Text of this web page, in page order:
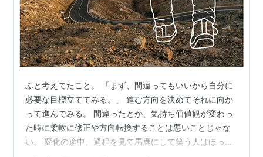
ふと考えてたこと。 「まず、間違ってもいいから自分に
必要な目標立ててみる。」 進む方向を決めてそれに向か
って進んでみる。 間違ったとか、気持ち価値観が変わっ
た時に柔軟に修正や方向転換することは悪いことじゃな
い。 変化の途中、過程を見て馬鹿にして笑う人はほっと